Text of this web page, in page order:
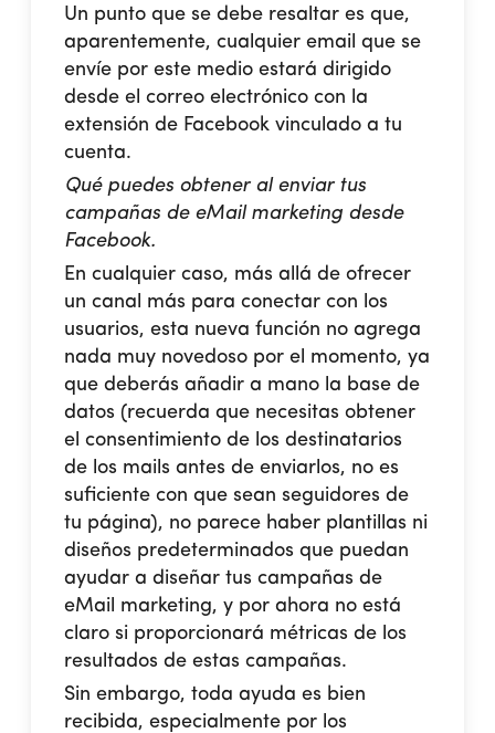
Un punto que se debe resaltar es que,
aparentemente, cualquier email que se
envíe por este medio estará dirigido
desde el correo electrónico con la
extensión de Facebook vinculado a tu
cuenta.
Qué puedes obtener al enviar tus
campañas de eMail marketing desde
Facebook.
En cualquier caso, más allá de ofrecer
un canal más para conectar con los
usuarios, esta nueva función no agrega
nada muy novedoso por el momento, ya
que deberás añadir a mano la base de
datos (recuerda que necesitas obtener
el consentimiento de los destinatarios
de los mails antes de enviarlos, no es
suficiente con que sean seguidores de
tu página), no parece haber plantillas ni
diseños predeterminados que puedan
ayudar a diseñar tus campañas de
eMail marketing, y por ahora no está
claro si proporcionará métricas de los
resultados de estas campañas.
Sin embargo, toda ayuda es bien
recibida, especialmente por los